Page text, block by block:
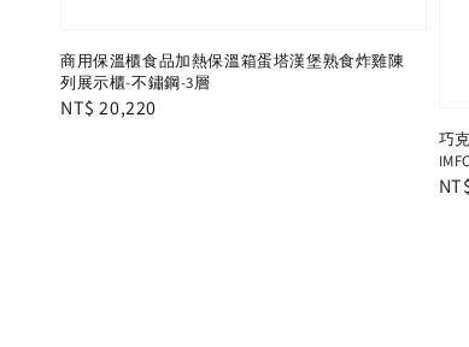
商用保溫櫃食品加熱保溫箱蛋塔漢堡熟食炸雞陳
列展示櫃-不鏽鋼-3層
Regular
NT$ 20,220
巧